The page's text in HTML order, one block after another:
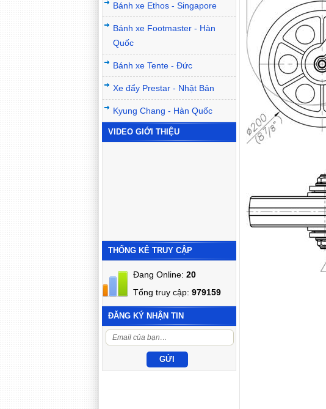
Bánh xe Ethos - Singapore
Bánh xe Footmaster - Hàn
Quốc
Bánh xe Tente - Đức
Xe đẩy Prestar - Nhật Bản
Kyung Chang - Hàn Quốc
VIDEO GIỚI THIỆU
THỐNG KÊ TRUY CẬP
Đang Online: 20
Tổng truy cập: 979159
ĐĂNG KÝ NHẬN TIN